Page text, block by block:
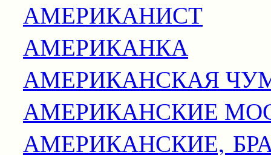
АМЕРИКАНИСТ
АМЕРИКАНКА
АМЕРИКАНСКАЯ
АМЕРИКАНСКИЕ
АМЕРИКАНСКИЕ,